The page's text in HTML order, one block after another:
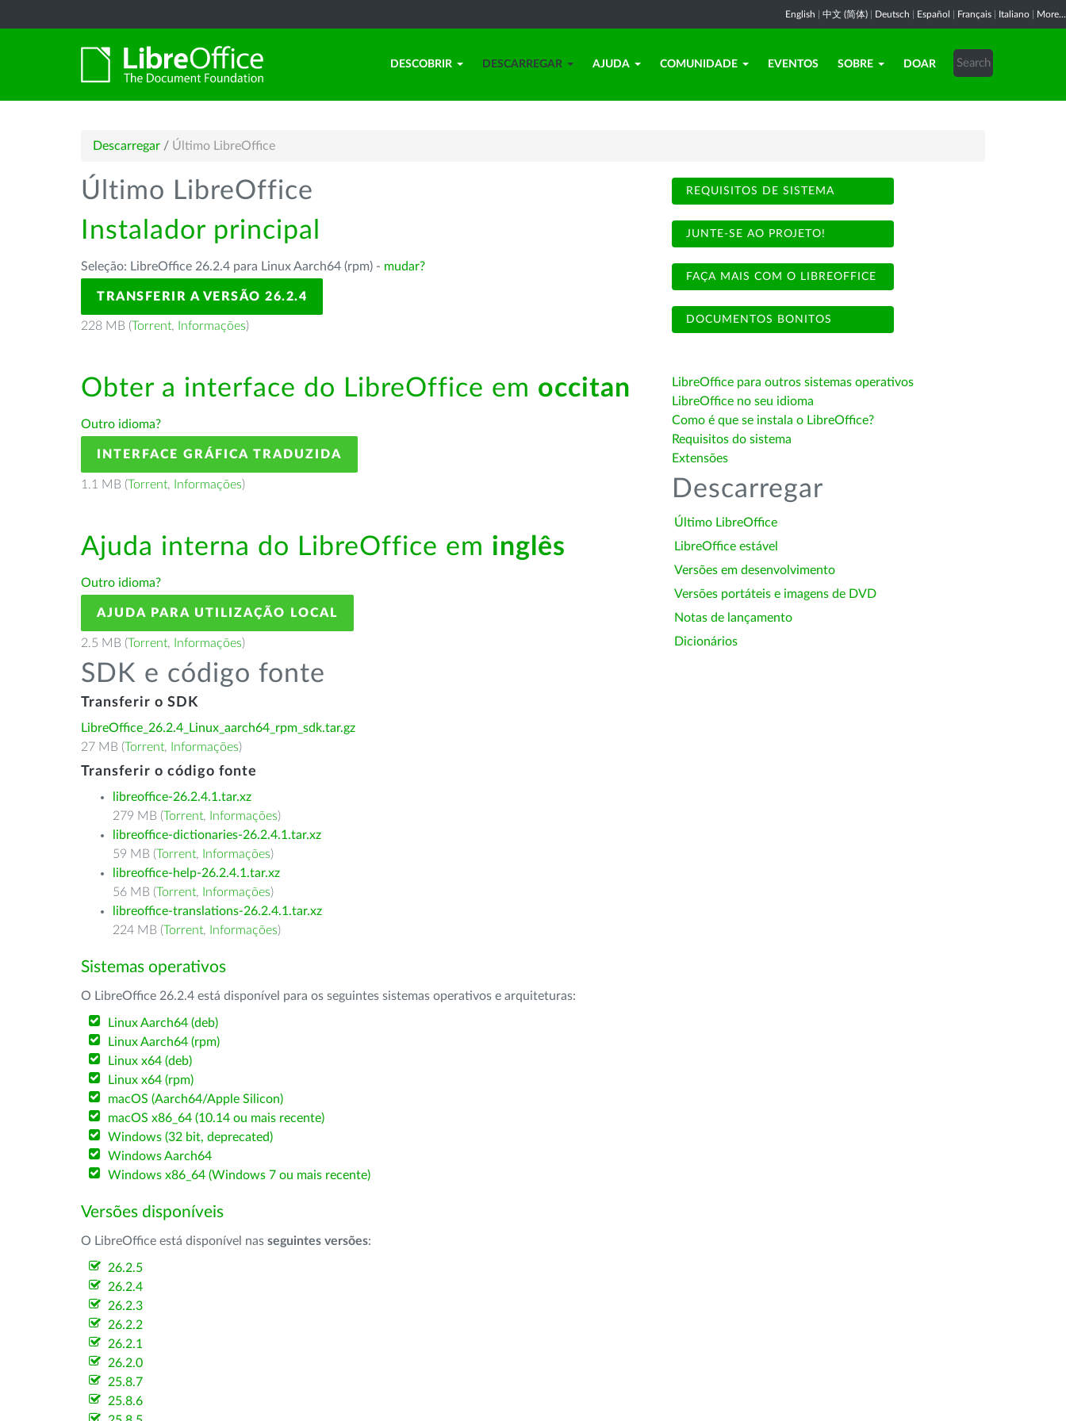
English 中文 (简体) Deutsch Español Français Italiano More...
DESCOBRIR DESCARREGAR AJUDA COMUNIDADE EVENTOS SOBRE DOAR
Descarregar / Último LibreOffice
Último LibreOffice
Instalador principal
Seleção: LibreOffice 26.2.4 para Linux Aarch64 (rpm) - mudar?
TRANSFERIR A VERSÃO 26.2.4
228 MB (Torrent, Informações)
Obter a interface do LibreOffice em occitan
Outro idioma?
INTERFACE GRÁFICA TRADUZIDA
1.1 MB (Torrent, Informações)
Ajuda interna do LibreOffice em inglês
Outro idioma?
AJUDA PARA UTILIZAÇÃO LOCAL
2.5 MB (Torrent, Informações)
SDK e código fonte
Transferir o SDK
LibreOffice_26.2.4_Linux_aarch64_rpm_sdk.tar.gz
27 MB (Torrent, Informações)
Transferir o código fonte
libreoffice-26.2.4.1.tar.xz
279 MB (Torrent, Informações)
libreoffice-dictionaries-26.2.4.1.tar.xz
59 MB (Torrent, Informações)
libreoffice-help-26.2.4.1.tar.xz
56 MB (Torrent, Informações)
libreoffice-translations-26.2.4.1.tar.xz
224 MB (Torrent, Informações)
Sistemas operativos
O LibreOffice 26.2.4 está disponível para os seguintes sistemas operativos e arquiteturas:
Linux Aarch64 (deb)
Linux Aarch64 (rpm)
Linux x64 (deb)
Linux x64 (rpm)
macOS (Aarch64/Apple Silicon)
macOS x86_64 (10.14 ou mais recente)
Windows (32 bit, deprecated)
Windows Aarch64
Windows x86_64 (Windows 7 ou mais recente)
Versões disponíveis
O LibreOffice está disponível nas seguintes versões:
26.2.5
26.2.4
26.2.3
26.2.2
26.2.1
26.2.0
25.8.7
25.8.6
REQUISITOS DE SISTEMA
JUNTE-SE AO PROJETO!
FAÇA MAIS COM O LIBREOFFICE
DOCUMENTOS BONITOS
LibreOffice para outros sistemas operativos
LibreOffice no seu idioma
Como é que se instala o LibreOffice?
Requisitos do sistema
Extensões
Descarregar
Último LibreOffice
LibreOffice estável
Versões em desenvolvimento
Versões portáteis e imagens de DVD
Notas de lançamento
Dicionários